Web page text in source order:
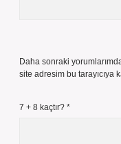
Daha sonraki
site adresim bu tarayıcıya
7 + 8 kaçtır? *